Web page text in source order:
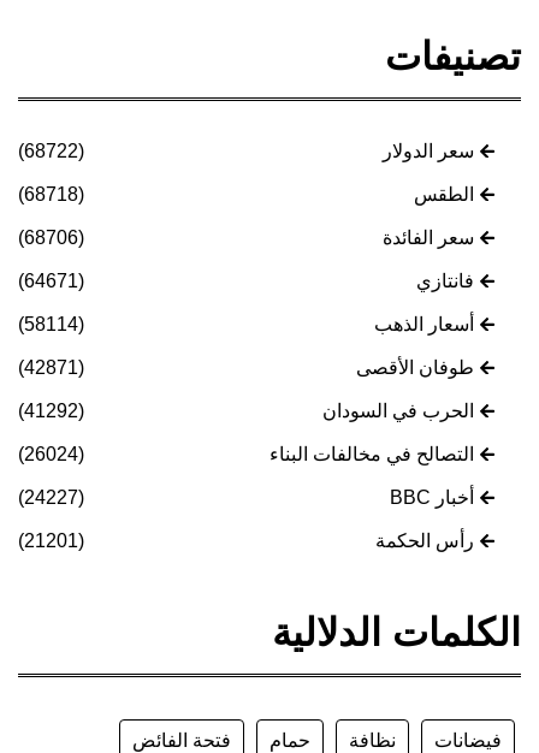
تصنيفات
سعر الدولار (68722)
الطقس (68718)
سعر الفائدة (68706)
فانتازي (64671)
أسعار الذهب (58114)
طوفان الأقصى (42871)
الحرب في السودان (41292)
التصالح في مخالفات البناء (26024)
أخبار BBC (24227)
رأس الحكمة (21201)
الكلمات الدلالية
فيضانات نظافة حمام فتحة الفائض